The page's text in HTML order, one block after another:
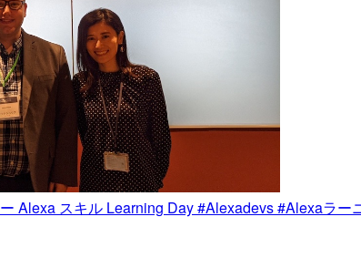
Alexa スキル Learning Day #Alexadevs #Alexaラー